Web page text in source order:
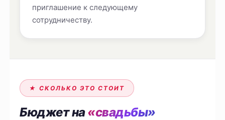
приглашение к следующему
сотрудничеству.
★ СКОЛЬКО ЭТО СТОИТ
Бюджет на«свадьбы»